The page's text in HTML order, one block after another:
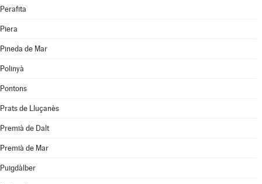
Perafita
Piera
Pineda de Mar
Polinyà
Pontons
Prats de Lluçanès
Premià de Dalt
Premià de Mar
Puigdàlber